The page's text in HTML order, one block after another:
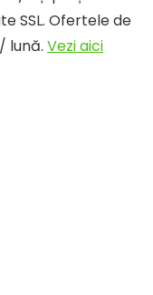
SSL. Ofertele de
lună. Vezi aici